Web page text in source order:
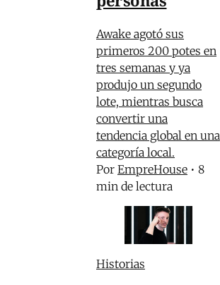
Awake agotó sus
primeros 200 potes en
tres semanas y ya
produjo un segundo
lote, mientras busca
convertir una
tendencia global en una
categoría local.
Por EmpreHouse • 8
min de lectura
Historias